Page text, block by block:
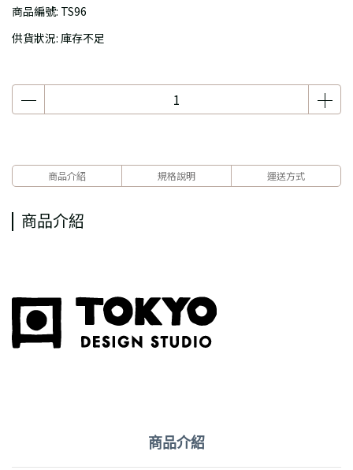
商品編號: TS96
供貨狀況: 庫存不足
商品介紹 規格說明 運送方式
商品介紹
商品介紹